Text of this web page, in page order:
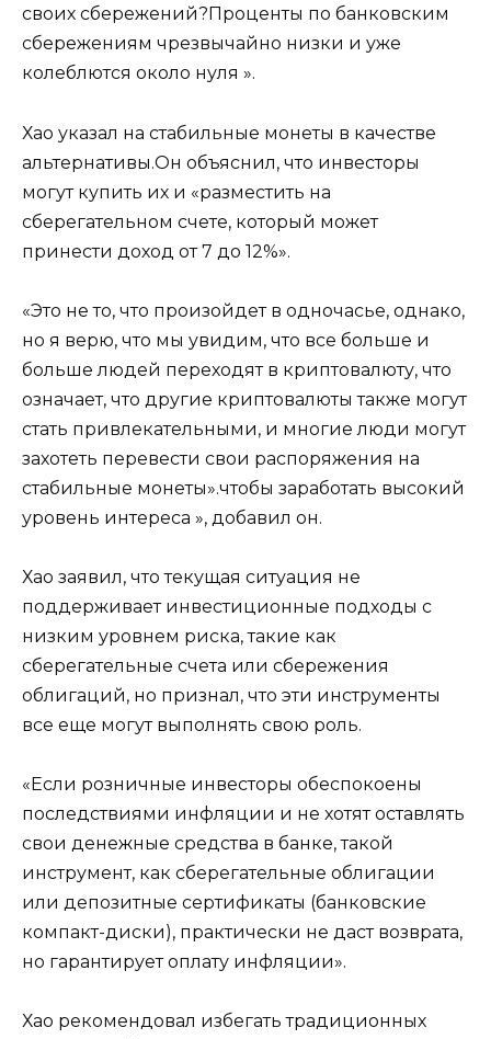
своих сбережений?Проценты по банковским
сбережениям чрезвычайно низки и уже
колеблются около нуля ».
Хао указал на стабильные монеты в качестве
альтернативы.Он объяснил, что инвесторы
могут купить их и «разместить на
сберегательном счете, который может
принести доход от 7 до 12%».
«Это не то, что произойдет в одночасье, однако,
но я верю, что мы увидим, что все больше и
больше людей переходят в криптовалюту, что
означает, что другие криптовалюты также могут
стать привлекательными, и многие люди могут
захотеть перевести свои распоряжения на
стабильные монеты».чтобы заработать высокий
уровень интереса », добавил он.
Хао заявил, что текущая ситуация не
поддерживает инвестиционные подходы с
низким уровнем риска, такие как
сберегательные счета или сбережения
облигаций, но признал, что эти инструменты
все еще могут выполнять свою роль.
«Если розничные инвесторы обеспокоены
последствиями инфляции и не хотят оставлять
свои денежные средства в банке, такой
инструмент, как сберегательные облигации
или депозитные сертификаты (банковские
компакт-диски), практически не даст возврата,
но гарантирует оплату инфляции».
Хао рекомендовал избегать традиционных